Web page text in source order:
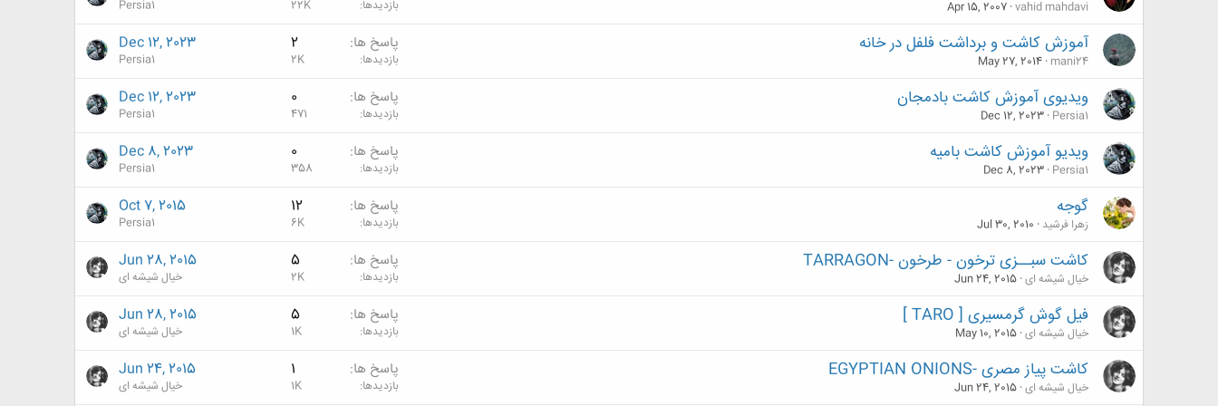
vahid mahdavi
Apr 15, 2007 بازدیدها 22K
Persia1
آموزش کاشت و برداشت فلفل در خانه
mani24
May 27, 2014
پاسخ ها 2
بازدیدها 2K
Dec 12, 2023
Persia1
ویدیوی آموزش کاشت بادمجان
Persia1
Dec 12, 2023
پاسخ ها 0
بازدیدها 471
Dec 12, 2023
Persia1
ویدیو آموزش کاشت بامیه
Persia1
Dec 8, 2023
پاسخ ها 0
بازدیدها 358
Dec 8, 2023
Persia1
گوجه
زهرا فرشید Jul 30, 2010
پاسخ ها 12
بازدیدها 6K
Oct 7, 2015
Persia1
کاشت سبــزی ترخون - طرخون -TARRAGON
خیال شیشه ای Jun 24, 2015
پاسخ ها 5
بازدیدها 2K
Jun 28, 2015
خیال شیشه ای
فیل گوش گرمسیری [ TARO ]
خیال شیشه ای May 10, 2015
پاسخ ها 5
بازدیدها 1K
Jun 28, 2015
خیال شیشه ای
کاشت پیاز مصری -EGYPTIAN ONIONS
خیال شیشه ای Jun 24, 2015
پاسخ ها 1
بازدیدها 1K
Jun 24, 2015
خیال شیشه ای